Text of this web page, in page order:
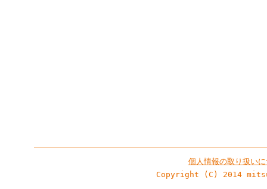
個人情報の取り扱い
Copyright (C) 2014